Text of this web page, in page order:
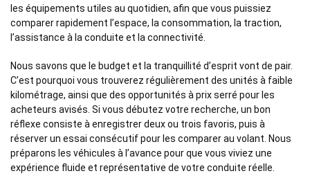
les équipements utiles au quotidien, afin que vous puissiez
comparer rapidement l’espace, la consommation, la traction,
l’assistance à la conduite et la connectivité.
Nous savons que le budget et la tranquillité d’esprit vont de pair.
C’est pourquoi vous trouverez régulièrement des unités à faible
kilométrage, ainsi que des opportunités à prix serré pour les
acheteurs avisés. Si vous débutez votre recherche, un bon
réflexe consiste à enregistrer deux ou trois favoris, puis à
réserver un essai consécutif pour les comparer au volant. Nous
préparons les véhicules à l’avance pour que vous viviez une
expérience fluide et représentative de votre conduite réelle.